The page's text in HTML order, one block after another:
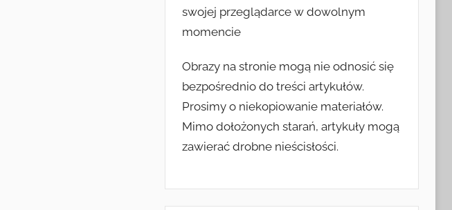
swojej przeglądarce w dowolnym
momencie
Obrazy na stronie mogą nie odnosić się
bezpośrednio do treści artykułów.
Prosimy o niekopiowanie materiałów.
Mimo dołożonych starań, artykuły mogą
zawierać drobne nieścisłości.